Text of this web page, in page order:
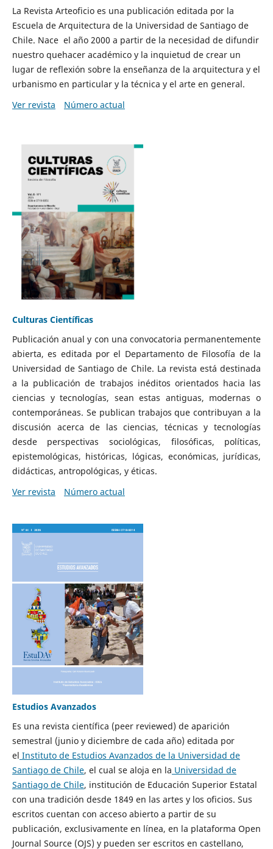
La Revista Arteoficio es una publicación editada por la
Escuela de Arquitectura de la Universidad de Santiago de
Chile. Nace el año 2000 a partir de la necesidad de difundir
nuestro quehacer académico y la inquietud de crear un
lugar de reflexión sobre la enseñanza de la arquitectura y el
urbanismo en particular y la técnica y el arte en general.
Ver revista
Número actual
Culturas Científicas
Publicación anual y con una convocatoria permanentemente
abierta, es editada por el Departamento de Filosofía de la
Universidad de Santiago de Chile. La revista está destinada
a la publicación de trabajos inéditos orientados hacia las
ciencias y tecnologías, sean estas antiguas, modernas o
contemporáneas. Se publican trabajos que contribuyan a la
discusión acerca de las ciencias, técnicas y tecnologías
desde perspectivas sociológicas, filosóficas, políticas,
epistemológicas, históricas, lógicas, económicas, jurídicas,
didácticas, antropológicas, y éticas.
Ver revista
Número actual
Estudios Avanzados
Es una revista científica (peer reviewed) de aparición
semestral (junio y diciembre de cada año) editada por
el Instituto de Estudios Avanzados de la Universidad de
Santiago de Chile, el cual se aloja en la Universidad de
Santiago de Chile, institución de Educación Superior Estatal
con una tradición desde 1849 en las artes y los oficios. Sus
escritos cuentan con acceso abierto a partir de su
publicación, exclusivamente en línea, en la plataforma Open
Journal Source (OJS) y pueden ser escritos en castellano,